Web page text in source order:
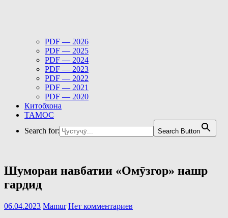
PDF — 2026
PDF — 2025
PDF — 2024
PDF — 2023
PDF — 2022
PDF — 2021
PDF — 2020
Китобхона
ТАМОС
Search for:
Search Button
Шумораи навбатии «Омӯзгор» нашр
гардид
06.04.2023 Mamur Нет комментариев